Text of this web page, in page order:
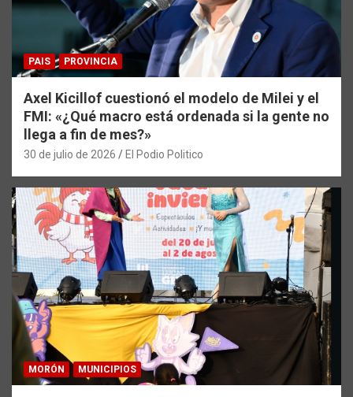
PAIS PROVINCIA
Axel Kicillof cuestionó el modelo de Milei y el
FMI: «¿Qué macro está ordenada si la gente no
llega a fin de mes?»
30 de julio de 2026 El Podio Politico
MORÓN MUNICIPIOS